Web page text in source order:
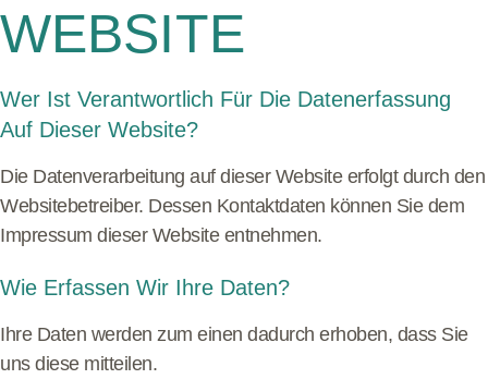
WEBSITE
Wer Ist Verantwortlich Für Die Datenerfassung
Auf Dieser Website?
Die Datenverarbeitung auf dieser Website erfolgt durch den
Websitebetreiber. Dessen Kontaktdaten können Sie dem
Impressum dieser Website entnehmen.
Wie Erfassen Wir Ihre Daten?
Ihre Daten werden zum einen dadurch erhoben, dass Sie
uns diese mitteilen.